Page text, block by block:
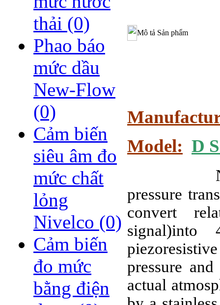
thải (0)
Phao báo
mức dầu
New-Flow
(0)
Cảm biến
siêu âm đo
mức chất
lỏng
Nivelco (0)
Cảm biến
đo mức
bằng điện
Mô tả Sản phẩm
Model: D
pressure
convert
pressure
actual